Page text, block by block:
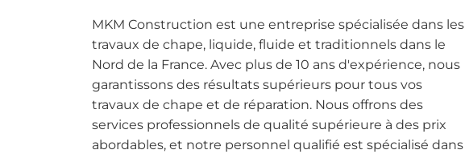
MKM Construction est une entreprise spécialisée dans les
travaux de chape, liquide, fluide et traditionnels dans le
Nord de la France. Avec plus de 10 ans d'expérience, nous
garantissons des résultats supérieurs pour tous vos
travaux de chape et de réparation. Nous offrons des
services professionnels de qualité supérieure à des prix
abordables, et notre personnel qualifié est spécialisé dans